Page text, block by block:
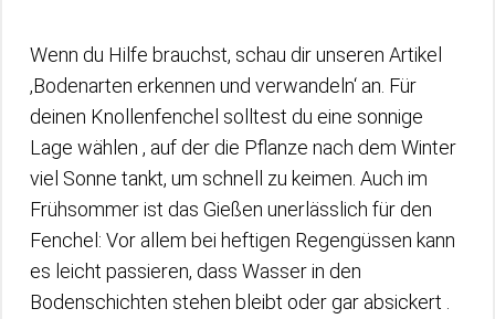
Wenn du Hilfe brauchst, schau dir unseren Artikel
‚Bodenarten erkennen und verwandeln‘ an. Für
deinen Knollenfenchel solltest du eine sonnige
Lage wählen , auf der die Pflanze nach dem Winter
viel Sonne tankt, um schnell zu keimen. Auch im
Frühsommer ist das Gießen unerlässlich für den
Fenchel: Vor allem bei heftigen Regengüssen kann
es leicht passieren, dass Wasser in den
Bodenschichten stehen bleibt oder gar absickert .